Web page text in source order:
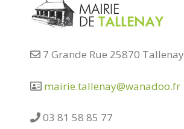
7 Grande Rue 25870 Tallenay
mairie.tallenay@wanadoo.fr
03 81 58 85 77